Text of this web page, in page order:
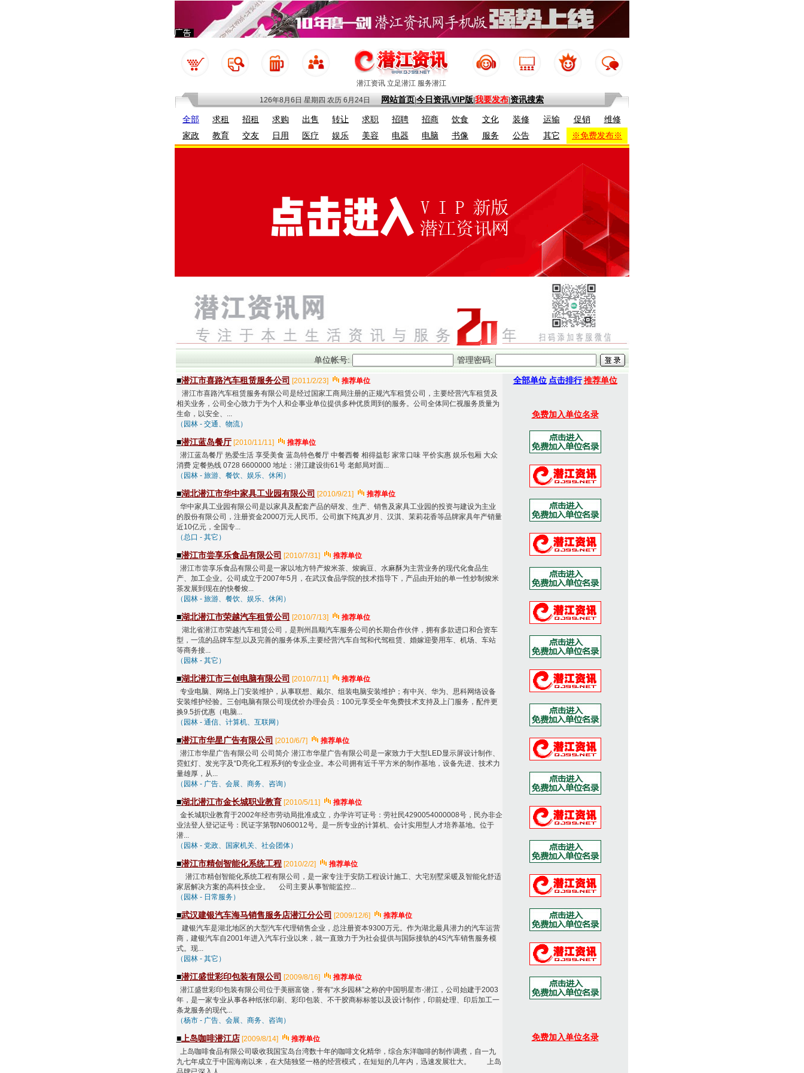
潜江资讯 立足潜江 服务潜江
126年8月6日 星期四 农历 6月24日 网站首页今日资讯VIP版 我要发布资讯搜索
全部 求租 招租 求购 出售 转让 求职 招聘 招商 饮食 文化 装修 运输 促销
维修
家政
教育 交友 日用 医疗 娱乐 美容 电器 电脑 书像 服务 公告 其它 ※免费发布※
单位帐号: 管理密码:
■潜江市喜路汽车租赁服务公司 [2011/2/23]
推荐单位
潜江市喜路汽车租赁服务有限公司是经过国家工商局注册的正规汽车租赁公司，主要经营汽车租赁及
相关业务，公司全心致力于为个人和企事业单位提供多种优质周到的服务。公司全体同仁视服务质量为
生命，以安全、...
（园林 - 交通、物流）
■潜江蓝岛餐厅 [2010/11/11]
推荐单位
潜江蓝岛餐厅 热爱生活 享受美食 蓝岛特色餐厅 中餐西餐 相得益彰 家常口味 平价实惠 娱乐包厢 大众
消费 定餐热线 0728 6600000 地址：潜江建设街61号 老邮局对面...
（园林 - 旅游、餐饮、娱乐、休闲）
■湖北潜江市华中家具工业园有限公司 [2010/9/21]
推荐单位
华中家具工业园有限公司是以家具及配套产品的研发、生产、销售及家具工业园的投资与建设为主业
的股份有限公司，注册资金2000万元人民币。公司旗下纯真岁月、汉淇、茉莉花香等品牌家具年产销量
近10亿元，全国专...
（总口 - 其它）
■潜江市尝享乐食品有限公司 [2010/7/31]
推荐单位
潜江市尝享乐食品有限公司是一家以地方特产焌米茶、焌豌豆、水麻酥为主营业务的现代化食品生
产、加工企业。公司成立于2007年5月，在武汉食品学院的技术指导下，产品由开始的单一性炒制焌米
茶发展到现在的快餐焌...
（园林 - 旅游、餐饮、娱乐、休闲）
■湖北潜江市荣越汽车租赁公司 [2010/7/13]
推荐单位
湖北省潜江市荣越汽车租赁公司，是荆州昌顺汽车服务公司的长期合作伙伴，拥有多款进口和合资车
型，一流的品牌车型,以及完善的服务体系,主要经营汽车自驾和代驾租赁、婚嫁迎娶用车、机场、车站
等商务接...
（园林 - 其它）
■湖北潜江市三创电脑有限公司 [2010/7/11]
推荐单位
专业电脑、网络上门安装维护，从事联想、戴尔、组装电脑安装维护；有中兴、华为、思科网络设备
安装维护经验。三创电脑有限公司现优价办理会员：100元享受全年免费技术支持及上门服务，配件更
换9.5折优惠（电脑...
（园林 - 通信、计算机、互联网）
■潜江市华星广告有限公司 [2010/6/7]
推荐单位
潜江市华星广告有限公司 公司简介 潜江市华星广告有限公司是一家致力于大型LED显示屏设计制作、
霓虹灯、发光字及“D亮化工程系列的专业企业。本公司拥有近千平方米的制作基地，设备先进、技术力
量雄厚，从...
（园林 - 广告、会展、商务、咨询）
■湖北潜江市金长城职业教育 [2010/5/11]
推荐单位
金长城职业教育于2002年经市劳动局批准成立，办学许可证号：劳社民4290054000008号，民办非企
业法登人登记证号：民证字第鄂N060012号。是一所专业的计算机、会计实用型人才培养基地。位于
潜...
（园林 - 党政、国家机关、社会团体）
■潜江市精创智能化系统工程 [2010/2/2]
推荐单位
潜江市精创智能化系统工程有限公司，是一家专注于安防工程设计施工、大宅别墅采暖及智能化舒适
家居解决方案的高科技企业。 公司主要从事智能监控...
（园林 - 日常服务）
■武汉建银汽车海马销售服务店潜江分公司 [2009/12/6]
推荐单位
建银汽车是湖北地区的大型汽车代理销售企业，总注册资本9300万元。作为湖北最具潜力的汽车运营
商，建银汽车自2001年进入汽车行业以来，就一直致力于为社会提供与国际接轨的4S汽车销售服务模
式。现...
（园林 - 其它）
■潜江盛世彩印包装有限公司 [2009/8/16]
推荐单位
潜江盛世彩印包装有限公司位于美丽富饶，誉有“水乡园林”之称的中国明星市-潜江，公司始建于2003
年，是一家专业从事各种纸张印刷、彩印包装、不干胶商标标签以及设计制作，印前处理、印后加工一
条龙服务的现代...
（杨市 - 广告、会展、商务、咨询）
■上岛咖啡潜江店 [2009/8/14]
推荐单位
上岛咖啡食品有限公司吸收我国宝岛台湾数十年的咖啡文化精华，综合东洋咖啡的制作调煮，自一九
九七年成立于中国海南以来，在大陆独竖一格的经营模式，在短短的几年内，迅速发展壮大。 上岛
全部单位 点击排行 推荐单位
免费加入单位名录
免费加入单位名录